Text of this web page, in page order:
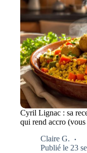
Cyril Lignac : sa
qui rend accro
Claire G.
Publié le 23